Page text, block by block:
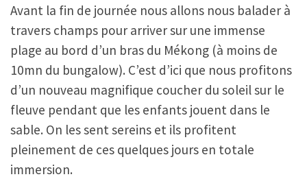
Avant la fin de journée nous allons nous balader à
travers champs pour arriver sur une immense
plage au bord d’un bras du Mékong (à moins de
10mn du bungalow). C’est d’ici que nous profitons
d’un nouveau magnifique coucher du soleil sur le
fleuve pendant que les enfants jouent dans le
sable. On les sent sereins et ils profitent
pleinement de ces quelques jours en totale
immersion.